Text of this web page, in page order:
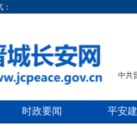
中共
时政要闻 平安